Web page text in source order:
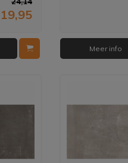
19,95
Meer info